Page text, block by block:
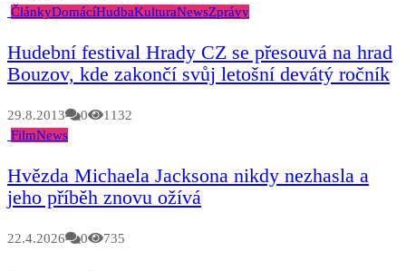
ČlánkyDomácíHudbaKulturaNewsZprávy
Hudební festival Hrady CZ se přesouvá na hrad
Bouzov, kde zakončí svůj letošní devátý ročník
29.8.2013 0
1132
FilmNews
Hvězda Michaela Jacksona nikdy nezhasla a
jeho příběh znovu ožívá
22.4.2026 0 735